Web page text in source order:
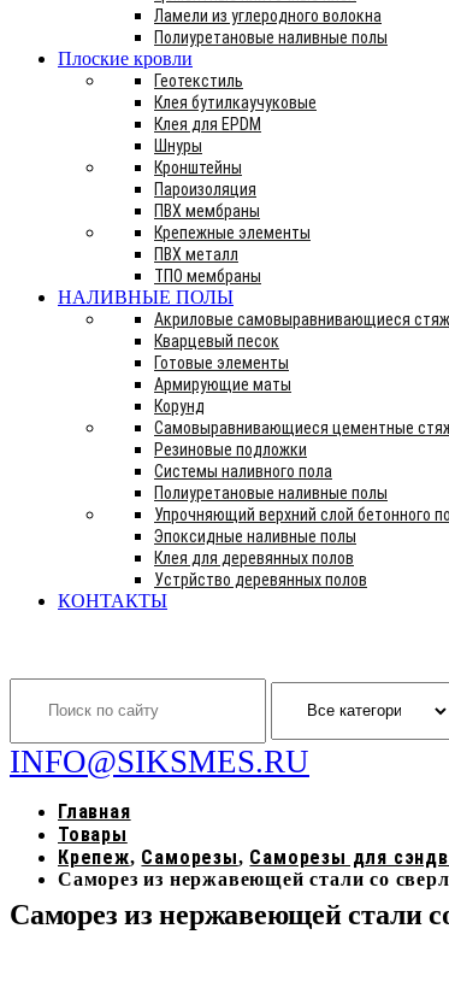
Ламели из углеродного волокна
Полиуретановые наливные полы
Плоские кровли
Геотекстиль
Клея бутилкаучуковые
Клея для EPDM
Шнуры
Кронштейны
Пароизоляция
ПВХ мембраны
Крепежные элементы
ПВХ металл
ТПО мембраны
НАЛИВНЫЕ ПОЛЫ
Акриловые самовыравнивающиеся
Кварцевый песок
Готовые элементы
Армирующие маты
Корунд
Самовыравнивающиеся цементные
Резиновые подложки
Системы наливного пола
Полиуретановые наливные полы
Упрочняющий верхний слой бетонного
Эпоксидные наливные полы
Клея для деревянных полов
Устрйство деревянных полов
КОНТАКТЫ
INFO@SIKSMES.RU
Главная
Товары
Крепеж, Саморезы, Саморезы для
Саморез из нержавеющей стали со
Саморез из нержавеющей стали